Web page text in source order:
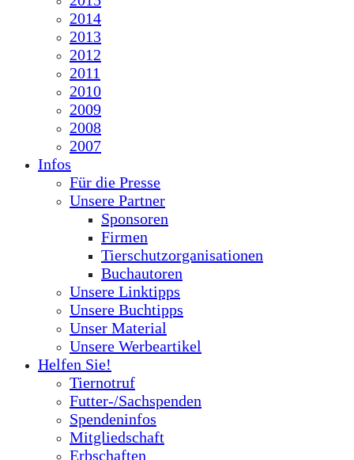
2014
2013
2012
2011
2010
2009
2008
2007
Infos
Für die Presse
Unsere Partner
Sponsoren
Firmen
Tierschutzorganisationen
Buchautoren
Unsere Linktipps
Unsere Buchtipps
Unser Material
Unsere Werbeartikel
Helfen Sie!
Tiernotruf
Futter-/Sachspenden
Spendeninfos
Mitgliedschaft
Erbschaften